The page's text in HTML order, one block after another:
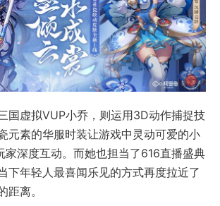
国虚拟VUP小乔，则运用3D动作捕捉技
元素的华服时装让游戏中灵动可爱的小
家深度互动。而她也担当了616直播盛典
下年轻人最喜闻乐见的方式再度拉近了
距离。